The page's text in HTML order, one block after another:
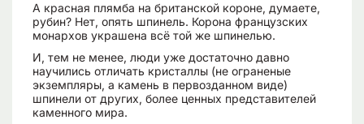
А красная плямба на британской короне, думаете,
рубин? Нет, опять шпинель. Корона французских
монархов украшена всё той же шпинелью.
И, тем не менее, люди уже достаточно давно
научились отличать кристаллы (не ограненые
экземпляры, а камень в первозданном виде)
шпинели от других, более ценных представителей
каменного мира.